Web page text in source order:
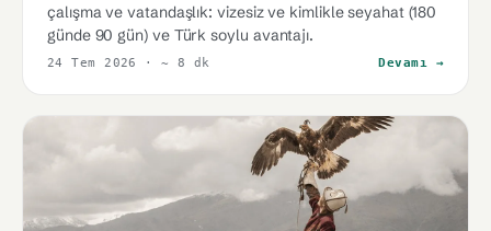
çalışma ve vatandaşlık: vizesiz ve kimlikle seyahat (180
günde 90 gün) ve Türk soylu avantajı.
24 Tem 2026 · ~ 8 dk Devamı →